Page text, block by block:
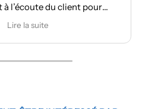
Très bon suivi après